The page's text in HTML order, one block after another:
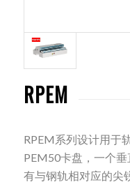
RPEM
RPEM系列设计用于
PEM50卡盘，一个
有与钢轨相对应的尖